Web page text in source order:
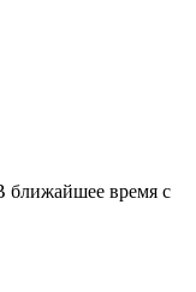
ближайшее время с